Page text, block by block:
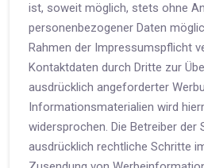
ist, soweit möglich, stets ohne
personenbezogener Daten
Rahmen der Impressumspflicht
Kontaktdaten durch Dritte zur
ausdrücklich angeforderter
Informationsmaterialien wird
widersprochen. Die Betreiber der
ausdrücklich rechtliche Schritte